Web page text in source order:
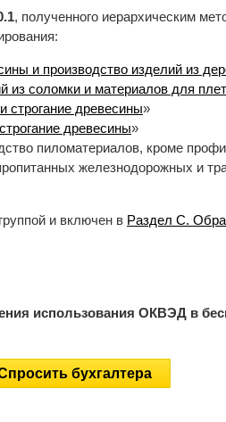
, полученного иерархическим
и производство изделий из
из соломки и материалов для
строгание древесины»
древесины»
пиломатериалов, кроме
железнодорожных и
и включен в Раздел C.
использования ОКВЭД в
бухгалтера